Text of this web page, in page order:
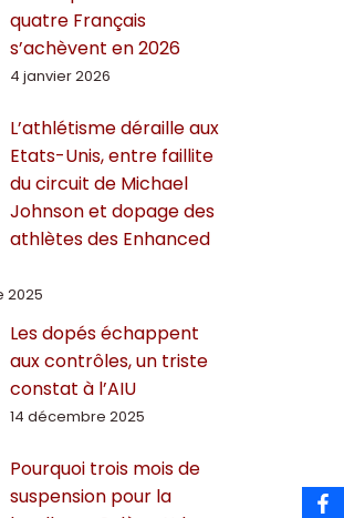
quatre Français
s’achèvent en 2026
4 janvier 2026
L’athlétisme déraille aux
Etats-Unis, entre faillite
du circuit de Michael
Johnson et dopage des
athlètes des Enhanced
2025
Les dopés échappent
aux contrôles, un triste
constat à l’AIU
14 décembre 2025
Pourquoi trois mois de
suspension pour la